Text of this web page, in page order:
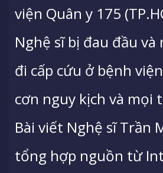
viện Quân y 175
Nghệ sĩ bị đau đầu
đi cấp cứu ở bệnh
cơn nguy kịch và mọi
Bài viết Nghệ sĩ Trần
tổng hợp nguồn từ